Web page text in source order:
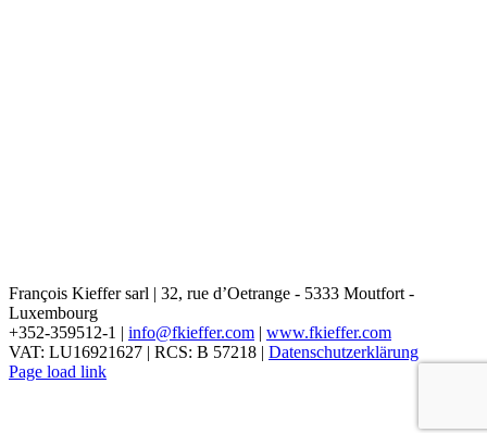
François Kieffer sarl | 32, rue d’Oetrange - 5333 Moutfort -
Luxembourg
+352-359512-1 | info@fkieffer.com | www.fkieffer.com
VAT: LU16921627 | RCS: B 57218 | Datenschutzerklärung
Page load link